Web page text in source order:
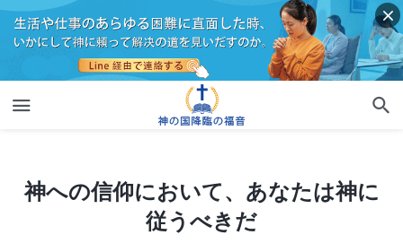
神への信仰において、あなたは神に従うべきだ
神への信仰において、あなたは神に
従うべきだ